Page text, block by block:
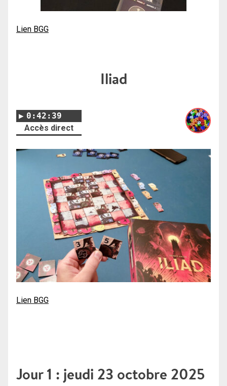
Lien BGG
Iliad
0:42:39
Accès direct
Lien BGG
Jour 1 : jeudi 23 octobre 2025